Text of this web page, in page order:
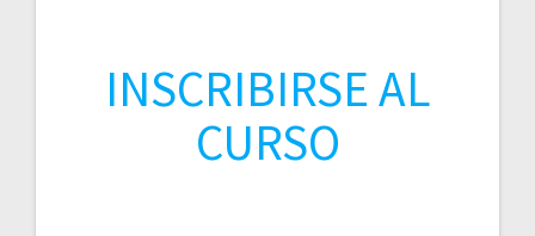
INSCRIBIRSE AL
CURSO